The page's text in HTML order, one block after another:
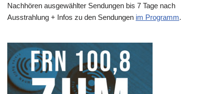
Nachhören ausgewählter Sendungen bis 7 Tage nach
Ausstrahlung + Infos zu den Sendungen im Programm.